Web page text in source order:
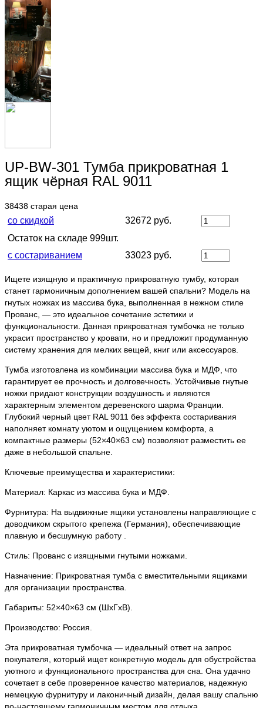
UP-BW-301 Тумба прикроватная 1
ящик чёрная RAL 9011
38438 старая цена
со скидкой
32672 руб.
Остаток на складе 999шт.
с состариванием
33023 руб.
Ищете изящную и практичную прикроватную тумбу, которая
станет гармоничным дополнением вашей спальни? Модель на
гнутых ножках из массива бука, выполненная в нежном стиле
Прованс, — это идеальное сочетание эстетики и
функциональности. Данная прикроватная тумбочка не только
украсит пространство у кровати, но и предложит продуманную
систему хранения для мелких вещей, книг или аксессуаров.
Тумба изготовлена из комбинации массива бука и МДФ, что
гарантирует ее прочность и долговечность. Устойчивые гнутые
ножки придают конструкции воздушность и являются
характерным элементом деревенского шарма Франции.
Глубокий черный цвет RAL 9011 без эффекта состаривания
наполняет комнату уютом и ощущением комфорта, а
компактные размеры (52×40×63 см) позволяют разместить ее
даже в небольшой спальне.
Ключевые преимущества и характеристики:
Материал: Каркас из массива бука и МДФ.
Фурнитура: На выдвижные ящики установлены направляющие с
доводчиком скрытого крепежа (Германия), обеспечивающие
плавную и бесшумную работу .
Стиль: Прованс с изящными гнутыми ножками.
Назначение: Прикроватная тумба с вместительными ящиками
для организации пространства.
Габариты: 52×40×63 см (ШхГхВ).
Производство: Россия.
Эта прикроватная тумбочка — идеальный ответ на запрос
покупателя, который ищет конкретную модель для обустройства
уютного и функционального пространства для сна. Она удачно
сочетает в себе проверенное качество материалов, надежную
немецкую фурнитуру и лаконичный дизайн, делая вашу спальню